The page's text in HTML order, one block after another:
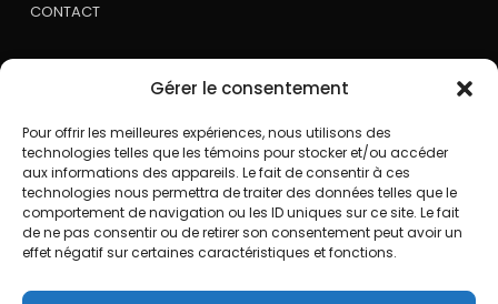
Gérer le consentement
Pour offrir les meilleures expériences, nous utilisons des
technologies telles que les témoins pour stocker et/ou accéder
aux informations des appareils. Le fait de consentir à ces
technologies nous permettra de traiter des données telles que le
comportement de navigation ou les ID uniques sur ce site. Le fait
de ne pas consentir ou de retirer son consentement peut avoir un
effet négatif sur certaines caractéristiques et fonctions.
CONTACT
ÉTABLISSEMENTS TOURISTIQUES
ÉTABLISSEMENTS DE SOINS DE SANTÉ (usine soeur)
HÉBERGEMENTS DIVERS (usine soeur)
LOCATION DE TAPIS
TAPIS D’HIVER